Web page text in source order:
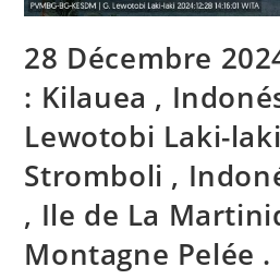
28 Décembre
: Kilauea ,
Lewotobi Laki-
Stromboli ,
, Ile de La
Montagne Pelée .